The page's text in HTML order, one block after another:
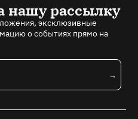
нашу рассылку
эксклюзивные
о событиях прямо на